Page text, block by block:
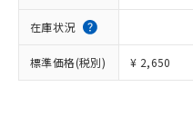
在庫状況
標準価格(税別) ¥ 2,650